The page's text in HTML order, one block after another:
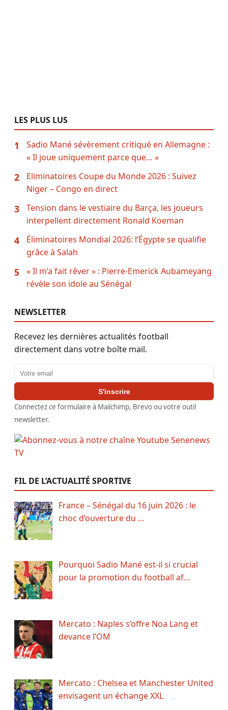
LES PLUS LUS
1
Sadio Mané sévèrement critiqué en Allemagne :
« Il joue uniquement parce que… »
2
Eliminatoires Coupe du Monde 2026 : Suivez
Niger – Congo en direct
3
Tension dans le vestiaire du Barça, les joueurs
interpellent directement Ronald Koeman
4
Éliminatoires Mondial 2026: l’Égypte se qualifie
grâce à Salah
5
« Il m’a fait rêver » : Pierre-Emerick Aubameyang
révèle son idole au Sénégal
NEWSLETTER
Recevez les dernières actualités football
directement dans votre boîte mail.
Adresse email
S'inscrire
Connectez ce formulaire à Mailchimp, Brevo ou votre outil
newsletter.
FIL DE L’ACTUALITÉ SPORTIVE
France – Sénégal du 16 juin 2026 : le
choc d’ouverture du …
Pourquoi Sadio Mané est-il si crucial
pour la promotion du football af…
Mercato : Naples s’offre Noa Lang et
devance l’OM
Mercato : Chelsea et Manchester United
envisagent un échange XXL